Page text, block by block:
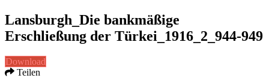
Lansburgh_Die bankmäßige
Erschließung der Türkei_1916_2_944-949
Download
Teilen